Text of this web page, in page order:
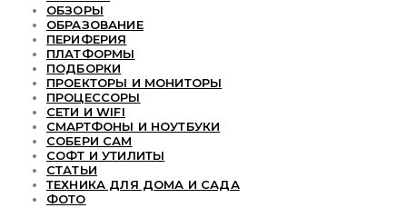
ОБЗОРЫ
ОБРАЗОВАНИЕ
ПЕРИФЕРИЯ
ПЛАТФОРМЫ
ПОДБОРКИ
ПРОЕКТОРЫ И МОНИТОРЫ
ПРОЦЕССОРЫ
СЕТИ И WIFI
СМАРТФОНЫ И НОУТБУКИ
СОБЕРИ САМ
СОФТ И УТИЛИТЫ
СТАТЬИ
ТЕХНИКА ДЛЯ ДОМА И САДА
ФОТО